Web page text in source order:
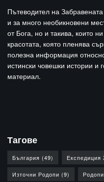
Пътеводител на
и за много необикновени
от Бога, но и такива, които
красотата, която пленява
полезна информация
истински човешки истории и
материал.
Тагове
България (49) Експедиция
Източни Родопи (9)